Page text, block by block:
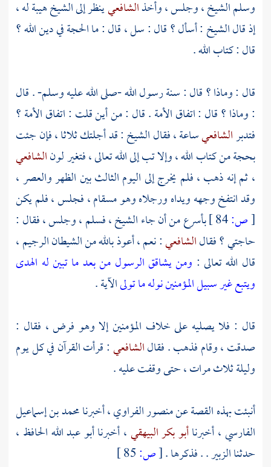
وسلم الشيخ ، وجلس ، وأخذالشافعيينظر إلى الشيخ هيبة له ،
إذ قال الشيخ : أسأل ؟ قال : سل ، قال : ما الحجة في دين الله ؟
قال : كتاب الله .
قال : وماذا ؟ قال : سنة رسول الله -صلى الله عليه وسلم- . قال
: وماذا ؟ قال : اتفاق الأمة . قال : من أين قلت : اتفاق الأمة ؟
فتدبرالشافعيساعة ، فقال الشيخ : قد أجلتك ثلاثا ، فإن جئت
بحجة من كتاب الله ، وإلا تب إلى الله تعالى ، فتغير لونالشافعي
، ثم إنه ذهب ، فلم يخرج إلى اليوم الثالث بين الظهر والعصر ،
وقد انتفخ وجهه ويداه ورجلاه وهو مسقام ، فجلس ، فلم يكن
[ص:
بأسرع من أن جاء الشيخ ، فسلم ، وجلس ، فقال :
حاجتي ؟ فقالالشافعي: نعم ، أعوذ بالله من الشيطان الرجيم ،
قال الله تعالى : ومن يشاقق الرسول من بعد ما تبين له الهدى
ويتبع غير سبيل المؤمنين نوله ما تولىالآية .
قال : فلا يصليه على خلاف المؤمنين إلا وهو فرض ، فقال :
صدقت ، وقام فذهب . فقالالشافعي: قرأت القرآن في كل يوم
وليلة ثلاث مرات ، حتى وقفت عليه .
أنبئت بهذه القصة عنمنصور الفراوي، أخبرنامحمد بن إسماعيل
الفارسي، أخبرناأبو بكر البيهقي، أخبرناأبو عبد الله الحافظ ،
حدثناالزبير. . فذكرها .[ص: